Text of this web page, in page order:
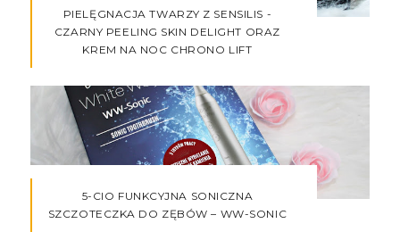
PIELĘGNACJA TWARZY Z SENSILIS -
CZARNY PEELING SKIN DELIGHT ORAZ
KREM NA NOC CHRONO LIFT
5-CIO FUNKCYJNA SONICZNA
SZCZOTECZKA DO ZĘBÓW – WW-SONIC